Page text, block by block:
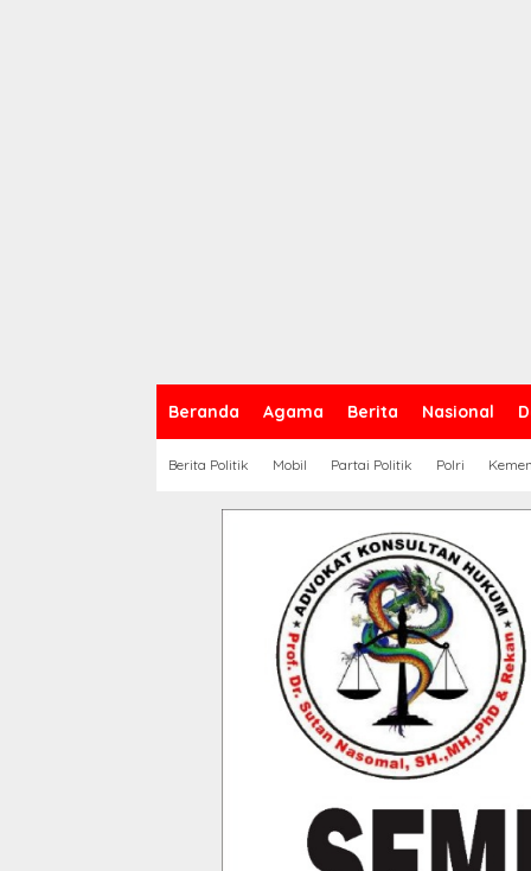
Beranda Agama Berita Nasional
Berita Politik Mobil Partai Politik Polri